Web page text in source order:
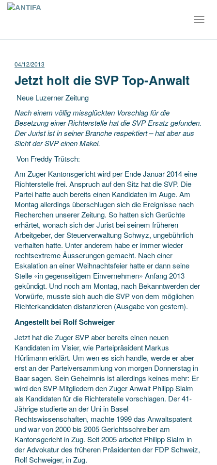
04/12/2013
Jetzt holt die SVP Top-Anwalt
Neue Luzerner Zeitung
Nach einem völlig missglückten Vorschlag für die
Besetzung einer Richterstelle hat die SVP Ersatz gefunden.
Der Jurist ist in seiner Branche respektiert – hat aber aus
Sicht der SVP einen Makel.
Von Freddy Trütsch:
Am Zuger Kantonsgericht wird per Ende Januar 2014 eine
Richterstelle frei. Anspruch auf den Sitz hat die SVP. Die
Partei hatte auch bereits einen Kandidaten im Auge. Am
Montag allerdings überschlugen sich die Ereignisse nach
Recherchen unserer Zeitung. So hatten sich Gerüchte
erhärtet, wonach sich der Jurist bei seinem früheren
Arbeitgeber, der Steuerverwaltung Schwyz, ungebührlich
verhalten hatte. Unter anderem habe er immer wieder
rechtsextreme Äusserungen gemacht. Nach einer
Eskalation an einer Weihnachtsfeier hatte er dann seine
Stelle «in gegenseitigem Einvernehmen» Anfang 2013
gekündigt. Und noch am Montag, nach Bekanntwerden der
Vorwürfe, musste sich auch die SVP von dem möglichen
Richterkandidaten distanzieren (Ausgabe von gestern).
Angestellt bei Rolf Schweiger
Jetzt hat die Zuger SVP aber bereits einen neuen
Kandidaten im Visier, wie Parteipräsident Markus
Hürlimann erklärt. Um wen es sich handle, werde er aber
erst an der Parteiversammlung von morgen Donnerstag in
Baar sagen. Sein Geheimnis ist allerdings keines mehr: Er
wird den SVP-Mitgliedern den Zuger Anwalt Philipp Sialm
als Kandidaten für die Richterstelle vorschlagen. Der 41-
Jährige studierte an der Uni in Basel
Rechtswissenschaften, machte 1999 das Anwaltspatent
und war von 2000 bis 2005 Gerichtsschreiber am
Kantonsgericht in Zug. Seit 2005 arbeitet Philipp Sialm in
der Advokatur des früheren Präsidenten der FDP Schweiz,
Rolf Schweiger, in Zug.